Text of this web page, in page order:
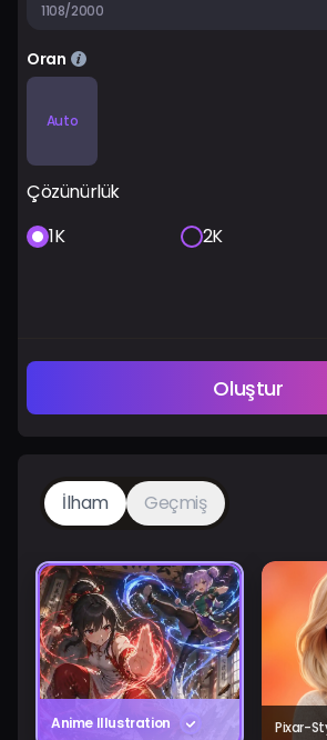
1108/2000
Oran
Auto
Çözünürlük
1K
2K
Oluştur
İlham Geçmiş
Anime Illustration Pixar-